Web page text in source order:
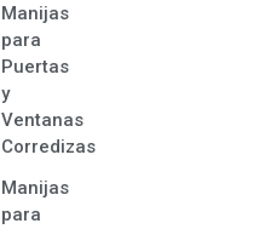
Manijas
para
Puertas
y
Ventanas
Corredizas
Manijas
para